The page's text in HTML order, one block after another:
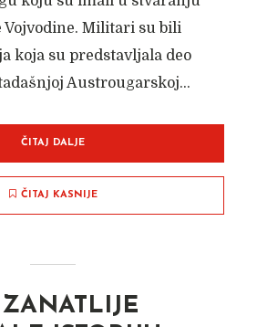
Militari su bili
koja su predstavljala deo
Austrougarskoj...
ČITAJ DALJE
ČITAJ KASNIJE